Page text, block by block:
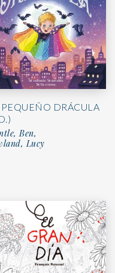
PEQUEÑO DRÁCULA
Ben,
Lucy